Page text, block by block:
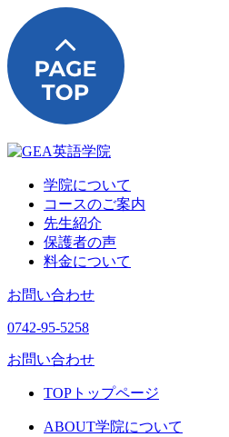
学院について
コースのご案内
先生紹介
保護者の声
料金について
お問い合わせ
0742-95-5258
お問い合わせ
TOP トップページ
ABOUT学院について